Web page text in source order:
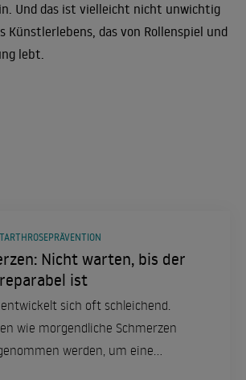
Und das ist vielleicht nicht unwichtig
Künstlerlebens, das von Rollenspiel und
lebt.
Nicht warten, bis der
ist
sich oft schleichend.
wie morgendliche Schmerzen
werden, um eine
Moderne